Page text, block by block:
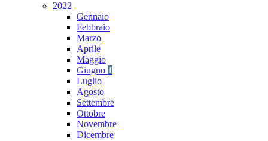
2022
Gennaio
Febbraio
Marzo
Aprile
Maggio
Giugno 1
Luglio
Agosto
Settembre
Ottobre
Novembre
Dicembre